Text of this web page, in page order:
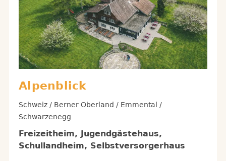
Alpenblick
Schweiz / Berner Oberland / Emmental /
Schwarzenegg
Freizeitheim, Jugendgästehaus,
Schullandheim, Selbstversorgerhaus